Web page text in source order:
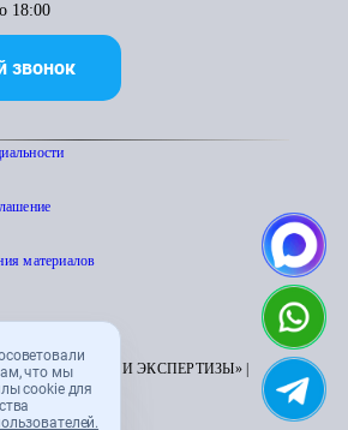
что мы
cookie для
18:00
звонок
материалов
АТТЕСТАЦИИ И ЭКСПЕРТИЗЫ» |